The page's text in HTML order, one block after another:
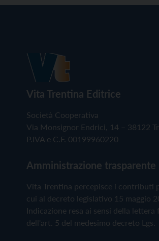
Vita Trentina Editrice
Società Cooperativa
Via Monsignor Endrici, 14 – 38122
P.IVA e C.F. 00199960220
Amministrazione trasparente
Vita Trentina percepisce i contributi
cui al decreto legislativo 15 maggio
Indicazione resa ai sensi della lettera
dell'art. 5 del medesimo decreto Lgs.